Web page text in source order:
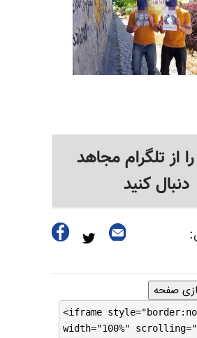
از تلگرام مجاهد
دنبال کنید
صفحه
<iframe
width="100%"